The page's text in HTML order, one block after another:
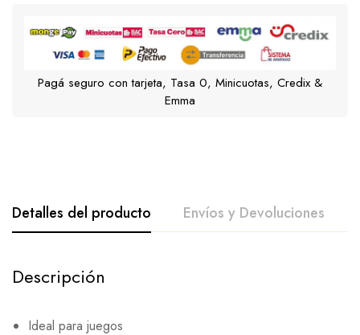
Pagá seguro con tarjeta, Tasa 0, Minicuotas, Credix &
Emma
Detalles del producto Envíos y Devoluciones
Descripción
Ideal para juegos